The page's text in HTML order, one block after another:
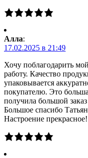
Алла:
17.02.2025 в 21:49
Хочу поблагодарить
работу. Качество
упаковывается
покупателю. Это
получила большой
Большое спасибо
Настроение прекрасное!